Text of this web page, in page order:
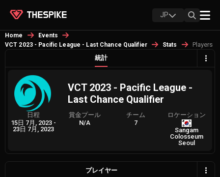
JP
Home
Events
VCT 2023 - Pacific League - Last Chance Qualifier
Stats
Players
統計
VCT 2023 - Pacific League -
Last Chance Qualifier
日程
15日 7月, 2023 -
23日 7月, 2023
賞金プール
N/A
チーム
7
ロケーション
Sangam
Colosseum
Seoul
プレイヤー